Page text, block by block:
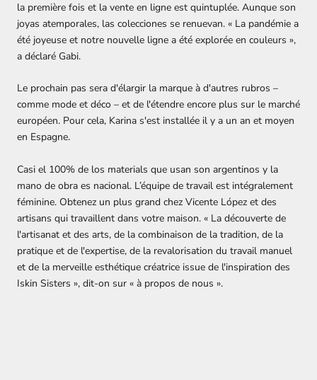
la première fois et la vente en ligne est quintuplée. Aunque son
joyas atemporales, las colecciones se renuevan. « La pandémie a
été joyeuse et notre nouvelle ligne a été explorée en couleurs »,
a déclaré Gabi.
Le prochain pas sera d'élargir la marque à d'autres rubros –
comme mode et déco – et de l'étendre encore plus sur le marché
européen. Pour cela, Karina s'est installée il y a un an et moyen
en Espagne.
Casi el 100% de los materials que usan son argentinos y la
mano de obra es nacional. L’équipe de travail est intégralement
féminine. Obtenez un plus grand chez Vicente López et des
artisans qui travaillent dans votre maison. « La découverte de
l'artisanat et des arts, de la combinaison de la tradition, de la
pratique et de l'expertise, de la revalorisation du travail manuel
et de la merveille esthétique créatrice issue de l'inspiration des
Iskin Sisters », dit-on sur « à propos de nous ».